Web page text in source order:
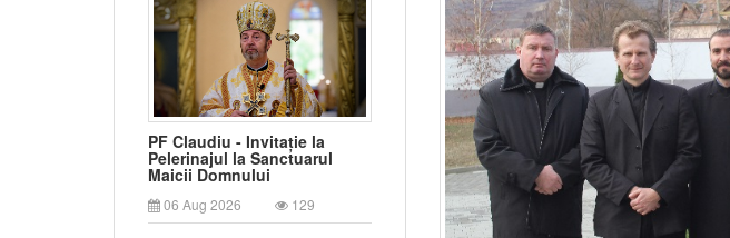
PF Claudiu - Invitație la
Pelerinajul la Sanctuarul
Maicii Domnului
06 Aug 2026 129